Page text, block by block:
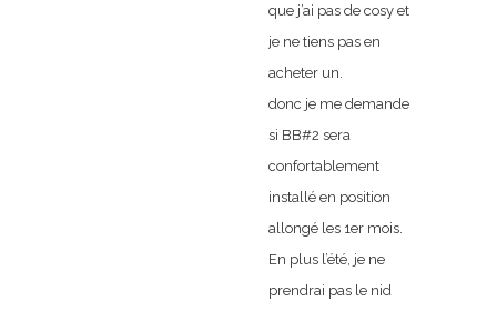
que j’ai pas de cosy et
je ne tiens pas en
acheter un.
donc je me demande
si BB#2 sera
confortablement
installé en position
allongé les 1er mois.
En plus l’été, je ne
prendrai pas le nid